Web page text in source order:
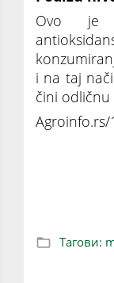
Ovo je
i na taj
čini
Тагови: